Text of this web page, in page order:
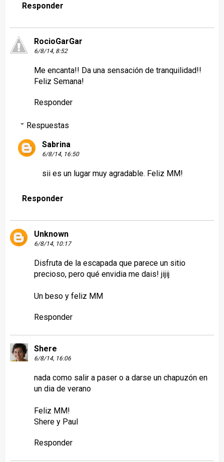
Responder
RocioGarGar
6/8/14, 8:52
Me encanta!! Da una sensación de tranquilidad!!
Feliz Semana!
Responder
Respuestas
Sabrina
6/8/14, 16:50
sii es un lugar muy agradable. Feliz MM!
Responder
Unknown
6/8/14, 10:17
Disfruta de la escapada que parece un sitio
precioso, pero qué envidia me dais! jijij
Un beso y feliz MM
Responder
Shere
6/8/14, 16:06
nada como salir a paser o a darse un chapuzón en
un dia de verano
Feliz MM!
Shere y Paul
Responder